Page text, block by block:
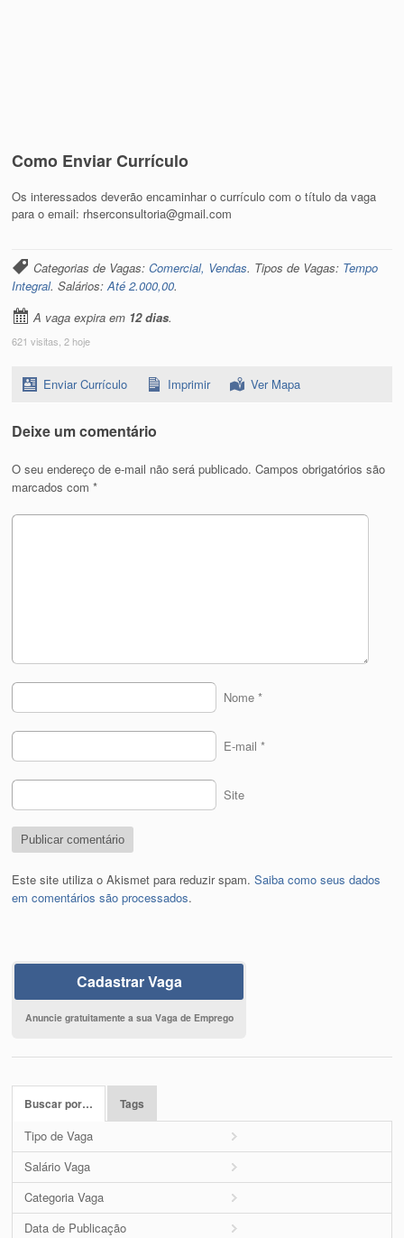
Como Enviar Currículo
Os interessados deverão encaminhar o currículo com o título da vaga
para o email: rhserconsultoria@gmail.com
Categorias de Vagas:Comercial, Vendas. Tipos de Vagas: Tempo
Integral. Salários:Até 2.000,00.
A vaga expira em 12 dias.
621 visitas, 2 hoje
Enviar Currículo Imprimir Ver Mapa
Deixe um comentário
O seu endereço de e-mail não será publicado. Campos obrigatórios são
marcados com*
Nome *
E-mail *
Site
Este site utiliza o Akismet para reduzir spam.Saiba como seus dados
em comentários são processados.
Cadastrar Vaga
Anuncie gratuitamente a sua Vaga de Emprego
Buscar por… Tags
Tipo de Vaga
Salário Vaga
Categoria Vaga
Data de Publicação